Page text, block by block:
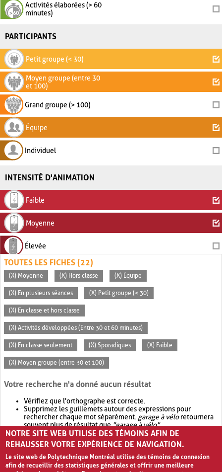
Activités élaborées (> 60
minutes)
PARTICIPANTS
Petit groupe (< 30)
Moyen groupe (entre 30
et 100)
Grand groupe (> 100)
Équipe
Individuel
INTENSITÉ D'ANIMATION
Faible
Moyenne
Élevée
TOUTES LES FICHES (22)
(X) Moyenne (X) Hors classe (X) Équipe
(X) En plusieurs séances (X) Petit groupe (< 30)
(X) En classe et hors classe
(X) Activités développées (Entre 30 et 60 minutes)
(X) En classe seulement (X) Sporadiques (X) Faible
(X) Moyen groupe (entre 30 et 100)
Votre recherche n'a donné aucun résultat
Vérifiez que l'orthographe est correcte.
Supprimez les guillemets autour des expressions pour
rechercher chaque mot séparément. garage à véloretournera
souvent plus de résultat que"garage à vélo".
Envisagez d'élargir votre recherche avec OR.garage OR vélo
retournera souvent plus de résultat quegarage à vélo
NOTRE SITE WEB UTILISE DES TÉMOINS AFIN DE
REHAUSSER VOTRE EXPÉRIENCE DE NAVIGATION.
Le site web de Polytechnique Montréal utilise des témoins de connexion
afin de recueillir des statistiques générales et offrir une meilleure